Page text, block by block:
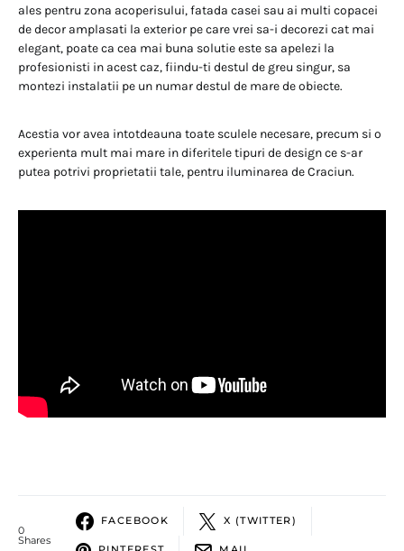
ales pentru zona acoperisului, fatada casei sau ai multi copacei
de decor amplasati la exterior pe care vrei sa-i decorezi cat mai
elegant, poate ca cea mai buna solutie este sa apelezi la
profesionisti in acest caz, fiindu-ti destul de greu singur, sa
montezi instalatii pe un numar destul de mare de obiecte.
Acestia vor avea intotdeauna toate sculele necesare, precum si o
experienta mult mai mare in diferitele tipuri de design ce s-ar
putea potrivi proprietatii tale, pentru iluminarea de Craciun.
0
Shares
FACEBOOK X (TWITTER)